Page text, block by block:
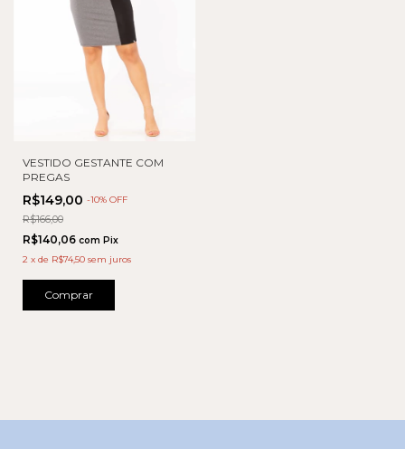
VESTIDO GESTANTE COM
PREGAS
R$149,00 -10% OFF
R$166,00
R$140,06 com Pix
2 x de R$74,50 sem juros
Comprar